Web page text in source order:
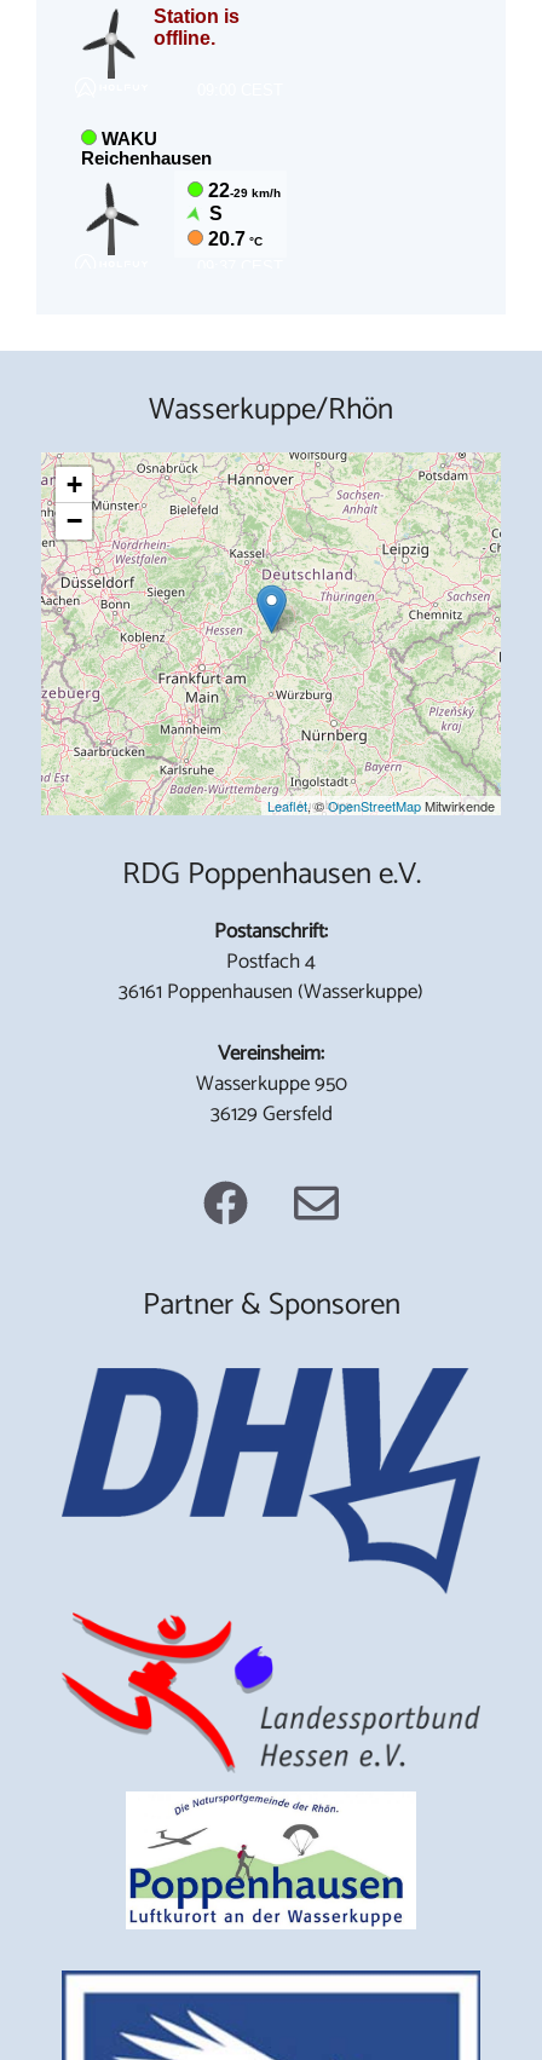
Wasserkuppe/Rhön
+
−
Leaflet, ©OpenStreetMapMitwirkende
RDG Poppenhausen e.V.
Postanschrift:
Postfach 4
36161 Poppenhausen (Wasserkuppe)
Vereinsheim:
Wasserkuppe 950
36129 Gersfeld
Partner & Sponsoren